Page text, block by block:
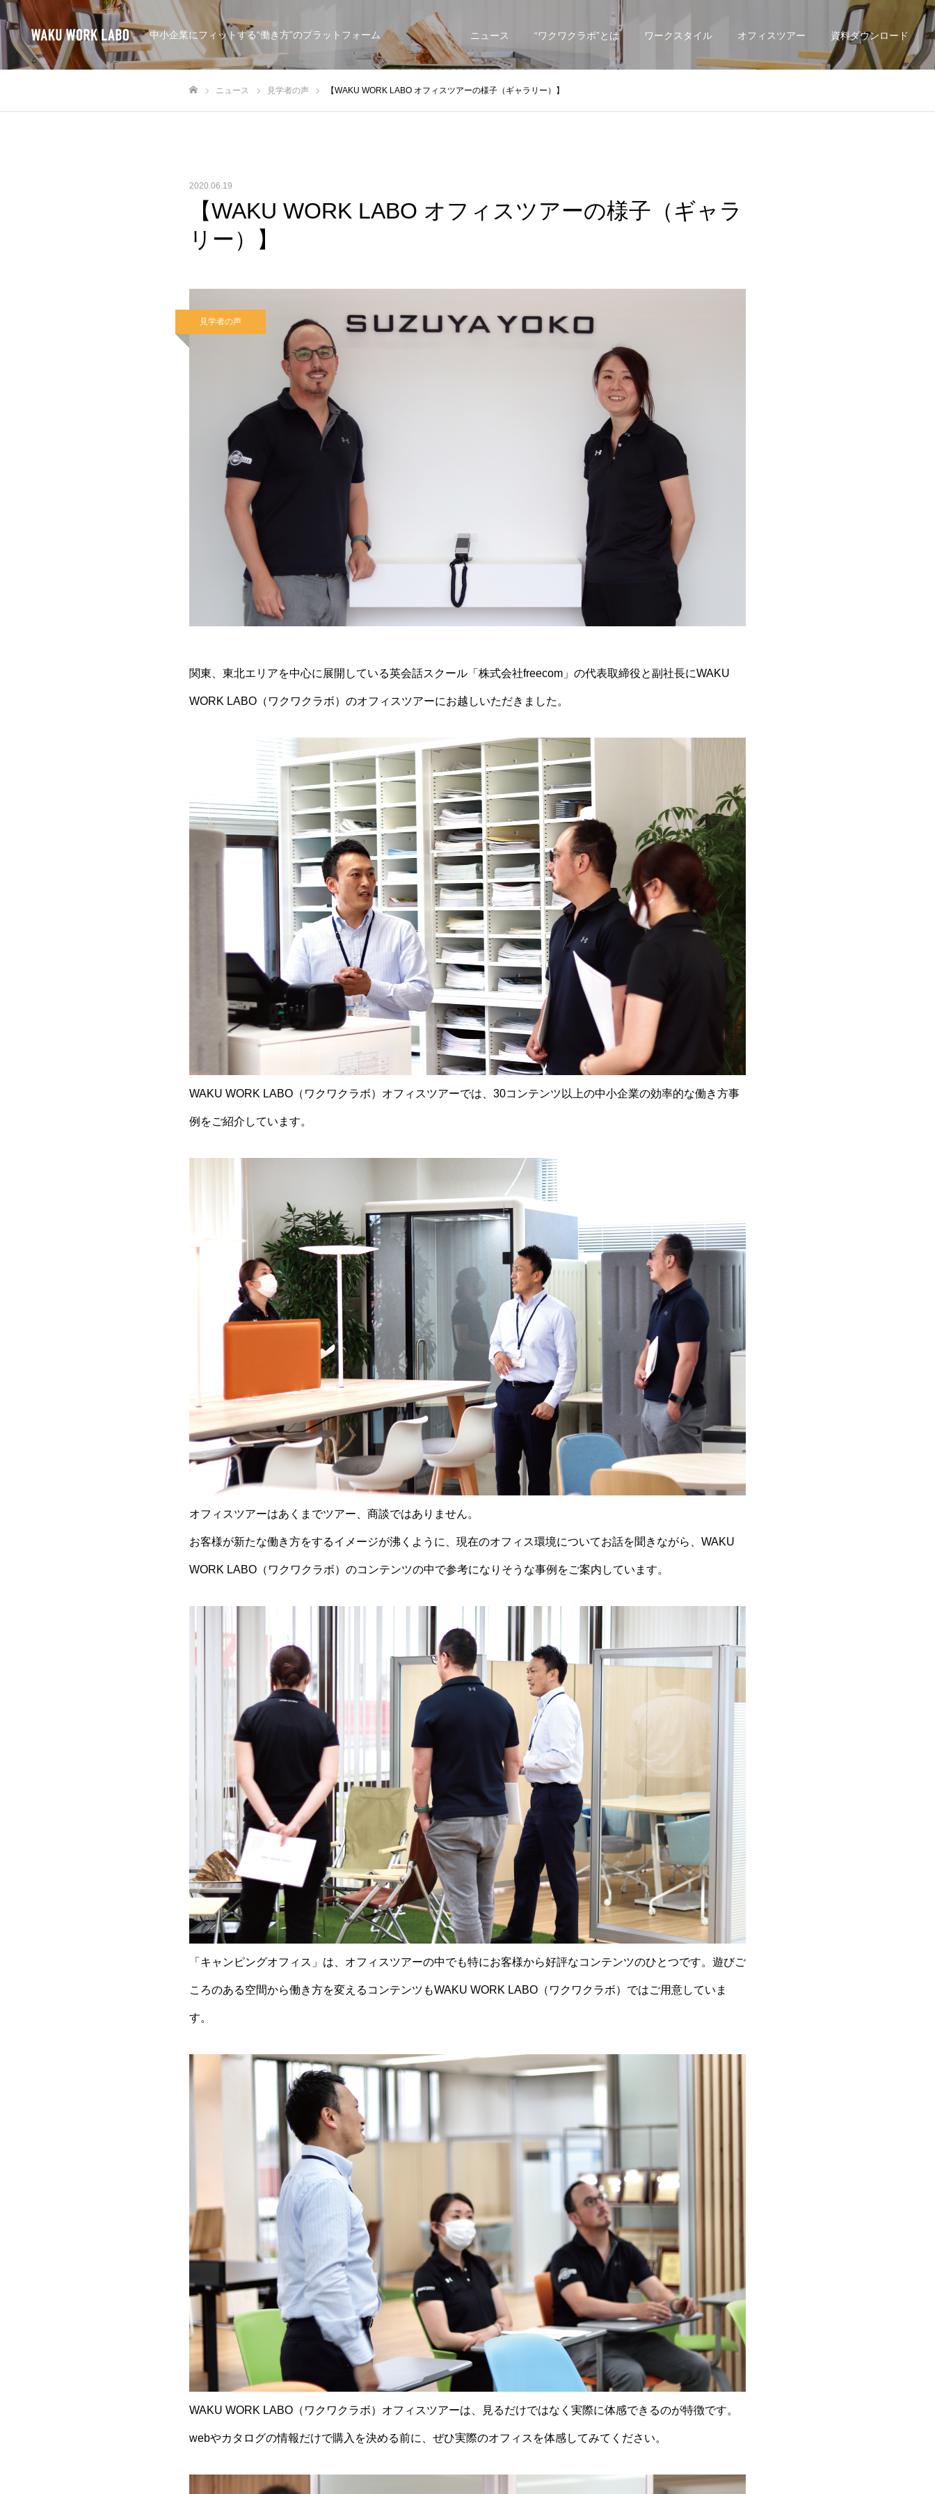
中小企業にフィットする“働き方”のプラットフォーム ニュース “ワクワクラボ”とは ワークスタイル オフィスツアー 資料ダウンロード
ニュース 見学者の声 【WAKU WORK LABO オフィスツアーの様子（ギャラリー）】
2020.06.19
【WAKU WORK LABO オフィスツアーの様子（ギャラ
リー）】
見学者の声
関東、東北エリアを中心に展開している英会話スクール「株式会社freecom」の代表取締役と副社長にWAKU
WORK LABO（ワクワクラボ）のオフィスツアーにお越しいただきました。
WAKU WORK LABO（ワクワクラボ）オフィスツアーでは、30コンテンツ以上の中小企業の効率的な働き方事
例をご紹介しています。
オフィスツアーはあくまでツアー、商談ではありません。
お客様が新たな働き方をするイメージが沸くように、現在のオフィス環境についてお話を聞きながら、WAKU
WORK LABO（ワクワクラボ）のコンテンツの中で参考になりそうな事例をご案内しています。
「キャンピングオフィス」は、オフィスツアーの中でも特にお客様から好評なコンテンツのひとつです。遊びご
ころのある空間から働き方を変えるコンテンツもWAKU WORK LABO（ワクワクラボ）ではご用意していま
す。
WAKU WORK LABO（ワクワクラボ）オフィスツアーは、見るだけではなく実際に体感できるのが特徴です。
webやカタログの情報だけで購入を決める前に、ぜひ実際のオフィスを体感してみてください。